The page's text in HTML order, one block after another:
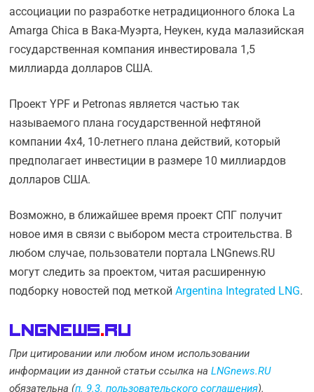
ассоциации по разработке нетрадиционного блока La
Amarga Chica в Вака-Муэрта, Неукен, куда малазийская
государственная компания инвестировала 1,5
миллиарда долларов США.
Проект YPF и Petronas является частью так
называемого плана государственной нефтяной
компании 4х4, 10-летнего плана действий, который
предполагает инвестиции в размере 10 миллиардов
долларов США.
Возможно, в ближайшее время проект СПГ получит
новое имя в связи с выбором места строительства. В
любом случае, пользователи портала LNGnews.RU
могут следить за проектом, читая расширенную
подборку новостей под меткойArgentina Integrated LNG.
LNGnews. Ru
При цитировании или любом ином использовании
информации из данной статьи ссылка наLNGnews.RU
обязательна (п. 9.3. пользовательского соглашения).